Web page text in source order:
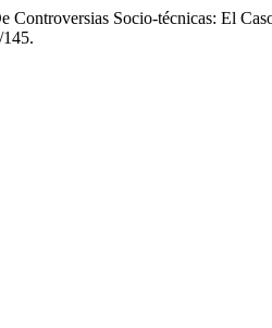
Controversias Socio-técnicas: El